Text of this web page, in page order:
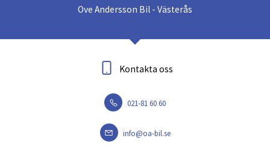
Ove Andersson Bil - Västerås
Kontakta oss
021-81 60 60
info@oa-bil.se